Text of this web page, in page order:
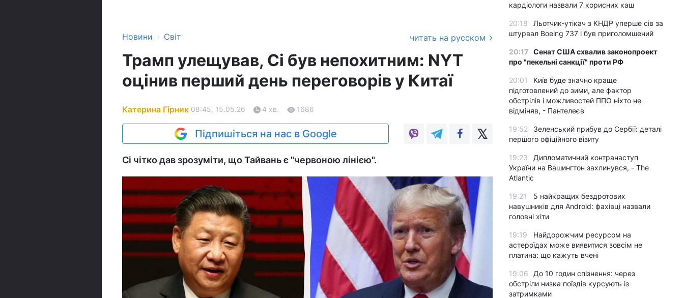
Новини › Світ читать на русском
Трамп улещував, Сі був непохитним: NYT
оцінив перший день переговорів у Китаї
Катерина Гірник 08:45, 15.05.26 4 хв. 1686
Підпишіться на нас в Google
Сі чітко дав зрозуміти, що Тайвань є "червоною лінією".
кардіологи назвали 7 корисних каш
20:18
Льотчик-утікач з КНДР уперше сів за
штурвал Boeing 737 і був приголомшений
20:17 Сенат США схвалив законопроект
про "пекельні санкції" проти РФ
20:01
Київ буде значно краще
підготовлений до зими, але фактор
обстрілів і можливостей ППО ніхто не
відміняв, - Пантелеєв
19:52
Зеленський прибув до Сербії: деталі
першого офіційного візиту
19:23
Дипломатичний контранаступ
України на Вашингтон захлинувся, - The
Atlantic
19:21
5 найкращих бездротових
навушників для Android: фахівці назвали
головні хіти
19:19
Найдорожчим ресурсом на
астероїдах може виявитися зовсім не
платина: що кажуть вчені
19:06
До 10 годин спізнення: через
обстріли низка поїздів курсують із
затримками